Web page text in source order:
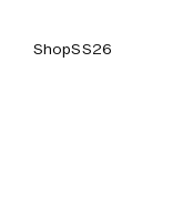
ShopSS26